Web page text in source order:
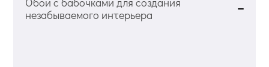
незабываемого интерьера